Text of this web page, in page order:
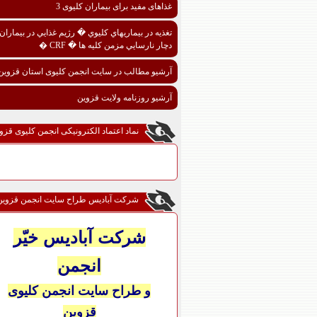
غذاهای مفید برای بیماران کلیوی 3
تغذيه در بيماريهاي کليوي � رژيم غذايي در بيماران
دچار نارسايي مزمن کليه ها � CRF �
آرشیو مطالب در سایت انجمن کلیوی استان
آرشیو روزنامه ولایت قزوین
نماد اعتماد الکترونیکی انجمن کلیوی
شرکت آبادیس طراح سایت انجمن
شرکت آبادیس خیّر
انجمن
و طراح سایت انجمن کلیوی
قزوین